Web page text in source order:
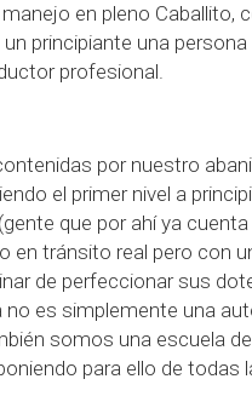
en pleno Caballito,
principiante una persona
profesional.
por nuestro
el primer nivel a
que por ahí ya
tránsito real pero con
de perfeccionar sus
es simplemente una
somos una escuela
para ello de todas